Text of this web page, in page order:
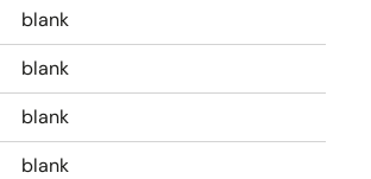
blank
blank
blank
blank